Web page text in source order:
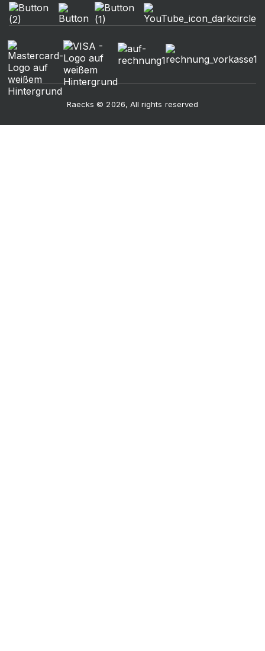
Raecks © 2026, All rights reserved